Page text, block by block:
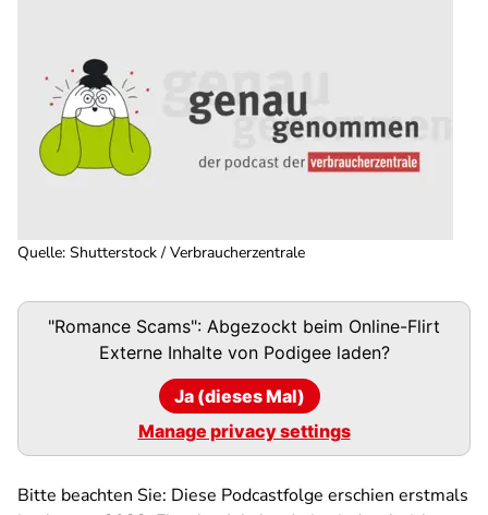
Quelle: Shutterstock / Verbraucherzentrale
Podigee-"Romance Scams": Abgezockt beim Online-Flirt
Externe Inhalte von Podigeeladen?
Ja (dieses Mal)
Manage privacy settings
Bitte beachten Sie: Diese Podcastfolge erschien erstmals